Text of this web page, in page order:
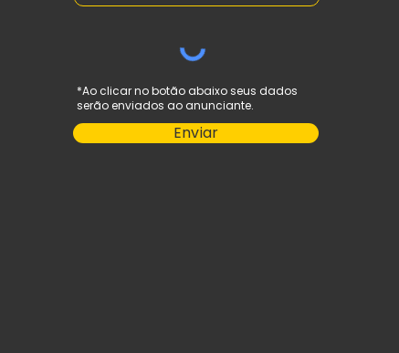
*Ao clicar no botão abaixo seus dados
serão enviados ao anunciante.
Enviar